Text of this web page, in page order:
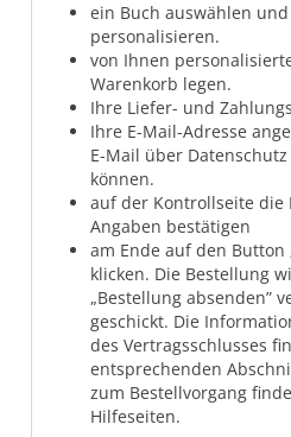
ein Buch auswählen
personalisieren.
von Ihnen
Warenkorb legen.
Ihre Liefer- und
Ihre E-Mail-Adresse
E-Mail über
können.
auf der Kontrollseite die
Angaben bestätigen
am Ende auf den Button
klicken. Die Bestellung
„Bestellung absenden”
geschickt. Die
des Vertragsschlusses
entsprechenden
zum Bestellvorgang
Hilfeseiten.